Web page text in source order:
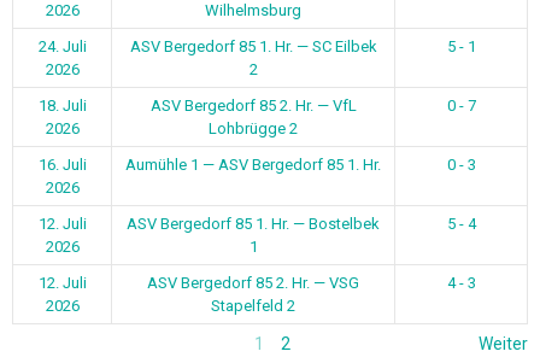
2026
Wilhelmsburg
24. Juli
2026
ASV Bergedorf 85 1. Hr. — SC Eilbek
2
5 - 1
18. Juli
2026
ASV Bergedorf 85 2. Hr. — VfL
Lohbrügge 2
0 - 7
16. Juli
2026
Aumühle 1 — ASV Bergedorf 85 1. Hr. 0 - 3
12. Juli
2026
ASV Bergedorf 85 1. Hr. — Bostelbek
1
5 - 4
12. Juli
2026
ASV Bergedorf 85 2. Hr. — VSG
Stapelfeld 2
4 - 3
1 2 Weiter